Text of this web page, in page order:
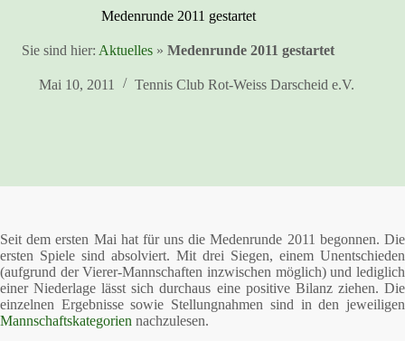
Medenrunde 2011 gestartet
Sie sind hier: Aktuelles »Medenrunde 2011 gestartet
Mai 10, 2011 Tennis Club Rot-Weiss Darscheid e.V.
Seit dem ersten Mai hat für uns die Medenrunde 2011 begonnen. Die
ersten Spiele sind absolviert. Mit drei Siegen, einem Unentschieden
(aufgrund der Vierer-Mannschaften inzwischen möglich) und lediglich
einer Niederlage lässt sich durchaus eine positive Bilanz ziehen. Die
einzelnen Ergebnisse sowie Stellungnahmen sind in den jeweiligen
Mannschaftskategorien nachzulesen.